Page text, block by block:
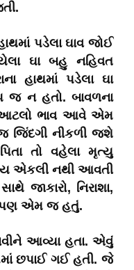
પડેલા ઘાવ જોઈ
ઘા બહુ નહિવત
હાથમાં પડેલા ઘા
જ ન હતો. બાવળના
આટલો ભાવ આવે એમ
જિંદગી નીકળી જશે
તો વહેલા મૃત્યુ
એકલી નથી આવતી
જાકારો, નિરાશા,
એમ જ હતું.
આવ્યા હતા. એવું
છપાઈ ગઈ હતી. જે